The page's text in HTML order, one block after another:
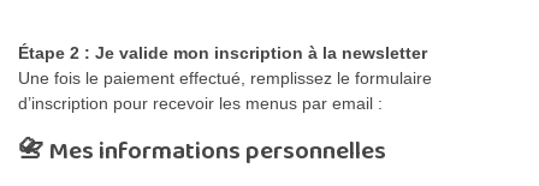
Étape 2 : Je valide mon inscription à la newsletter
Une fois le paiement effectué, remplissez le formulaire
d’inscription pour recevoir les menus par email :
📇 Mes informations personnelles